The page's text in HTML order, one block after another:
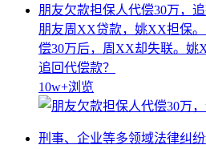
朋友欠款担保人代偿30万，
朋友周XX贷款，姚XX担保
偿30万后，周XX却失联。姚
追回代偿款？
10w+浏览
刑事、企业等多领域法律纠